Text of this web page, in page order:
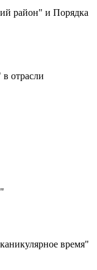
район" и Порядка
отрасли
время"